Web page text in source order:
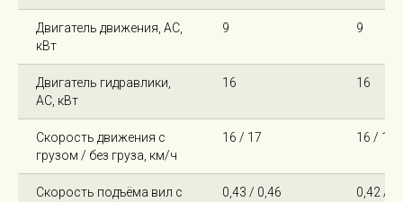
Двигатель движения, AC,
кВт
9 9
Двигатель гидравлики,
AC, кВт
16 16
Скорость движения с
грузом / без груза, км/ч
16 / 17 16 / 17
Скорость подъёма вил с
0,43 / 0,46 0,42 /